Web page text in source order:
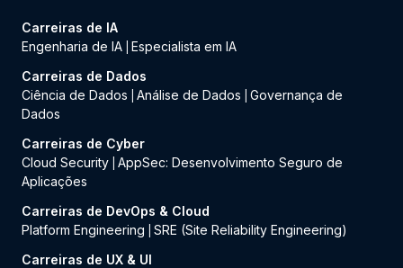
Carreiras de IA
Engenharia de IA Especialista em IA
Carreiras de Dados
Ciência de Dados
Análise de Dados
Governança de
Dados
Carreiras de Cyber
Cloud Security AppSec: Desenvolvimento Seguro de
Aplicações
Carreiras de DevOps & Cloud
Platform Engineering
SRE (Site Reliability Engineering)
Carreiras de UX & UI